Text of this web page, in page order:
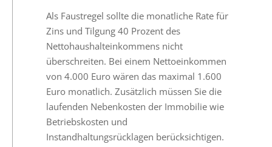
Als Faustregel sollte die monatliche Rate für
Zins und Tilgung 40 Prozent des
Nettohaushalteinkommens nicht
überschreiten. Bei einem Nettoeinkommen
von 4.000 Euro wären das maximal 1.600
Euro monatlich. Zusätzlich müssen Sie die
laufenden Nebenkosten der Immobilie wie
Betriebskosten und
Instandhaltungsrücklagen berücksichtigen.